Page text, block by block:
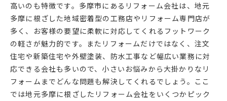
高いのも特徴です。多摩市にあるリフォーム会社は、地元
多摩に根ざした地域密着型の工務店やリフォーム専門店が
多く、お客様の要望に柔軟に対応してくれるフットワーク
の軽さが魅力的です。またリフォームだけではなく、注文
住宅や新築住宅や外壁塗装、防水工事など幅広い業務に対
応できる会社も多いので、小さいお悩みから大掛かりなリ
フォームまでどんな問題も解決してくれるでしょう。ここ
では地元多摩に根ざしたリフォーム会社をいくつかピック